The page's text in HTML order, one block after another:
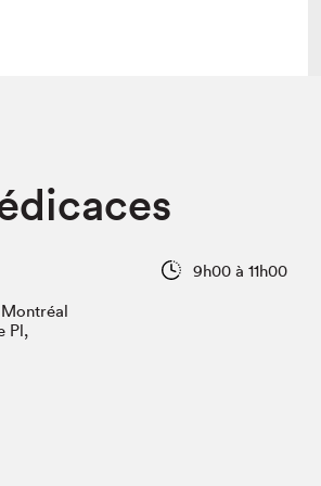
Programmation dans la ville
Vidéos et balados9h00 à 11h00
Pl,